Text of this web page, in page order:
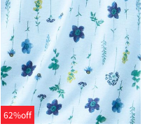
62%off